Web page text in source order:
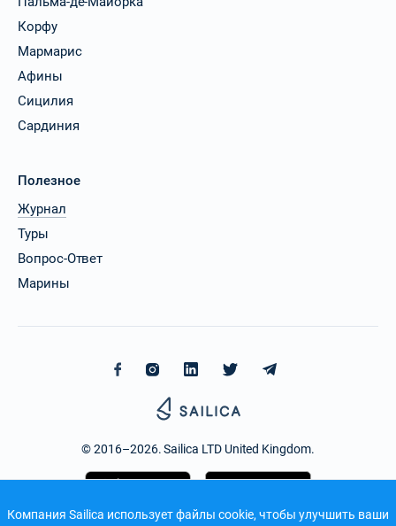
Компания Sailica использует файлы cookie, чтобы улучшить ваши
Корфу
Мармарис
Афины
Сицилия
Сардиния
Полезное
Журнал
Туры
Вопрос-Ответ
Марины
© 2016–2026. Sailica LTD United Kingdom.